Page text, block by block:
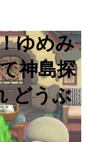
ゆめみ
神島探
どうぶ